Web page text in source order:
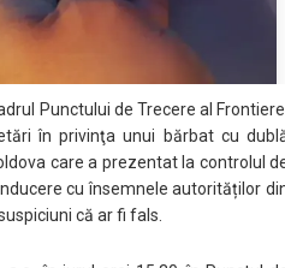
Punctului de Trecere al
în privinţa unui bărbat cu
care a prezentat la controlul
cu însemnele autorităților
că ar fi fals.